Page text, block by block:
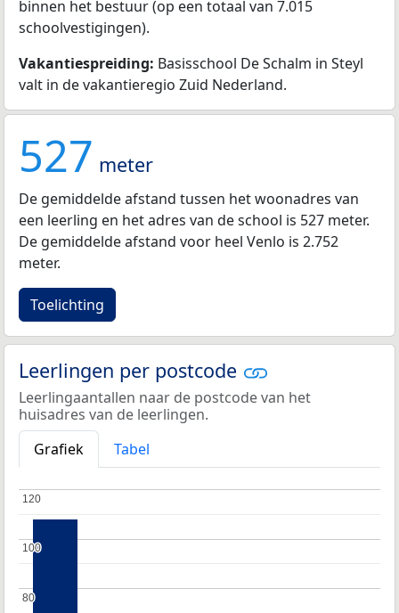
binnen het bestuur (op een totaal van 7.015
schoolvestigingen).
Vakantiespreiding: Basisschool De Schalm in Steyl
valt in de vakantieregio Zuid Nederland.
527 meter
De gemiddelde afstand tussen het woonadres van
een leerling en het adres van de school is 527 meter.
De gemiddelde afstand voor heel Venlo is 2.752
meter.
Toelichting
Leerlingen per postcode
Leerlingaantallen naar de postcode van het
huisadres van de leerlingen.
Grafiek
Tabel
80
80
100
100
120
120